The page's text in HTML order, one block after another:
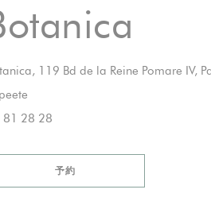
119 Bd de la Reine Pomare IV,
81 28 28
予約